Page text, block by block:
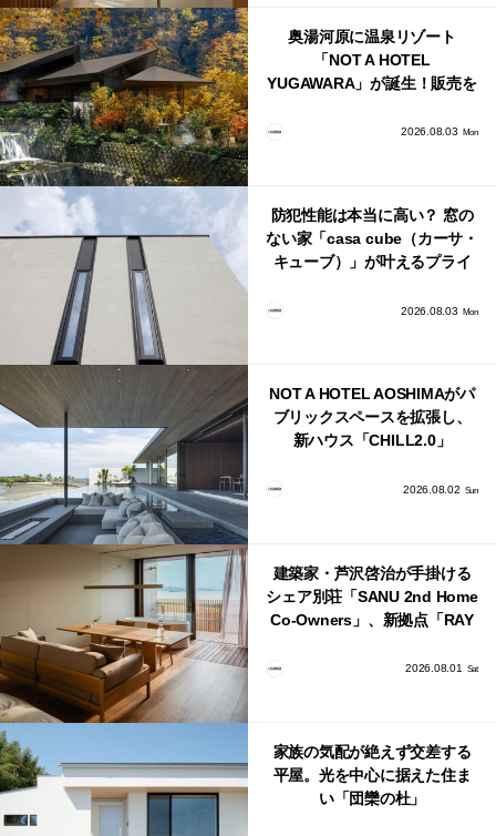
奥湯河原に温泉リゾート
「NOT A HOTEL
YUGAWARA」が誕生！販売を
2026.08.03 Mon
防犯性能は本当に高い？ 窓の
ない家「casa cube（カーサ・
キューブ）」が叶えるプライ
2026.08.03 Mon
NOT A HOTEL AOSHIMAがパ
ブリックスペースを拡張し、
新ハウス「CHILL2.0」
2026.08.02 Sun
建築家・芦沢啓治が手掛ける
シェア別荘「SANU 2nd Home
Co-Owners」、新拠点「RAY
2026.08.01 Sat
家族の気配が絶えず交差する
平屋。光を中心に据えた住ま
い「団欒の杜」